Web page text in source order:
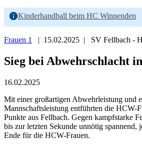
Kinderhandball beim HC Winnenden
Frauen 1 | 15.02.2025 | SV Fellbach -
Sieg bei Abwehrschlacht
16.02.2025
Mit einer großartigen Abwehrleistung und
Mannschaftsleistung entführten die HCW-
Punkte aus Fellbach. Gegen kampfstarke
bis zur letzten Sekunde unnötig spannend,
Ende für die HCW-Frauen.